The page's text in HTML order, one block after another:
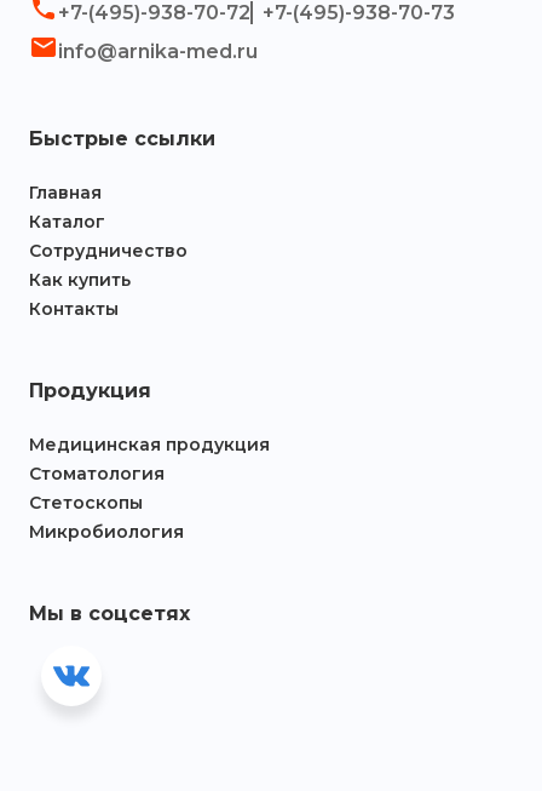
+7-(495)-938-70-72
+7-(495)-938-70-73
info@arnika-med.ru
Быстрые ссылки
Главная
Каталог
Сотрудничество
Как купить
Контакты
Продукция
Медицинская продукция
Стоматология
Стетоскопы
Микробиология
Мы в соцсетях